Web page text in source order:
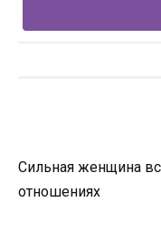
Сильная женщина
отношениях